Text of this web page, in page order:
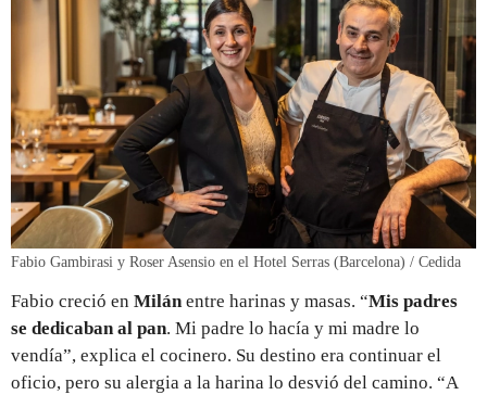
Fabio Gambirasi y Roser Asensio en el Hotel Serras (Barcelona) / Cedida
Fabio creció en Milánentre harinas y masas. “Mis padres
se dedicaban al pan. Mi padre lo hacía y mi madre lo
vendía”, explica el cocinero. Su destino era continuar el
oficio, pero su alergia a la harina lo desvió del camino. “A